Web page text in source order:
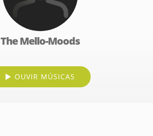
The Mello-Moods
OUVIR MÚSICAS